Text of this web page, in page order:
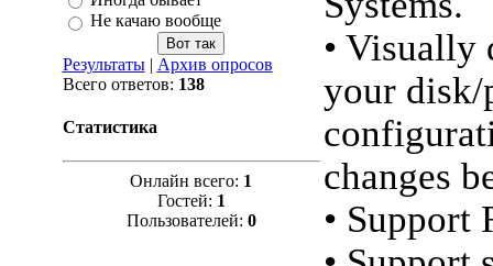
Не качаю вообще
Результаты| Архив опросов
Всего ответов: 138
Статистика
Онлайн всего: 1
Гостей: 1
Пользователей: 0
• Visually
your
changes
• Support